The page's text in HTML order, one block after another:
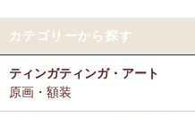
12/25：ステッチVネック ノー
ンゲ◇ハイクオリティ◇で仕立
12/25：マサイシュカ アフリカ
マサイ民族のマント 軽くおしゃ
Tさまより カンガへのご感想
テーブルクロスとして使用中。
っかりした良い生地です。一番
て手洗いモードで洗濯機にかけ
色落ち、色移りなく大丈夫でし
カテゴリーから探す
ティンガティンガ・アート
原画・額装